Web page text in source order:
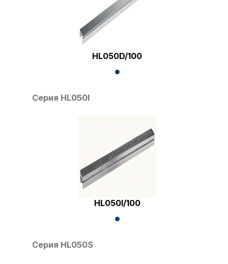
HL050D/100
Серия HL050I
HL050I/100
Серия HL050S